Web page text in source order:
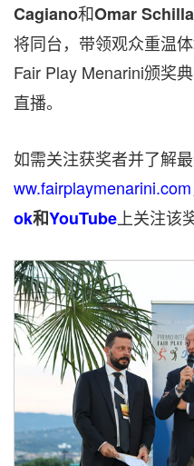
Cagiano和Omar
将同台， 带领观众重温
Fair Play Menarini颁奖
直播。
如需关注获奖者并了解
ww.fairplaymenarini.com
ok和YouTube 上关注该